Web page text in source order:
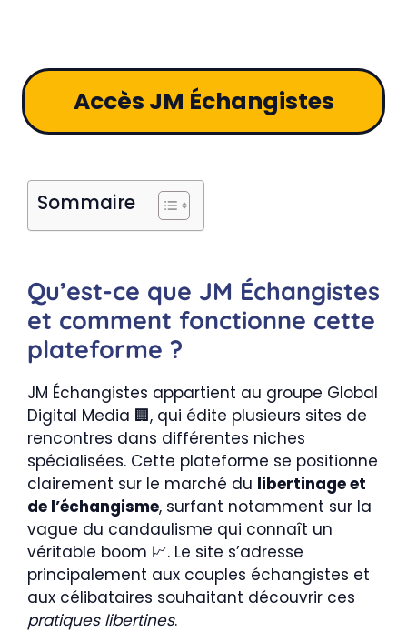
Accès JM Échangistes
Sommaire
Qu’est-ce que JM Échangistes
et comment fonctionne cette
plateforme ?
JM Échangistes appartient au groupe Global
Digital Media 🏢, qui édite plusieurs sites de
rencontres dans différentes niches
spécialisées. Cette plateforme se positionne
clairement sur le marché du libertinage et
de l’échangisme, surfant notamment sur la
vague du candaulisme qui connaît un
véritable boom 📈. Le site s’adresse
principalement aux couples échangistes et
aux célibataires souhaitant découvrir ces
pratiques libertines.